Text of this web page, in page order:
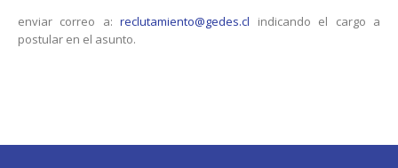
enviar correo a:reclutamiento@gedes.cl indicando el cargo a
postular en el asunto.